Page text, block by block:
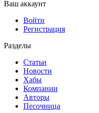
Ваш аккаунт
Войти
Регистрация
Разделы
Статьи
Новости
Хабы
Компании
Авторы
Песочница